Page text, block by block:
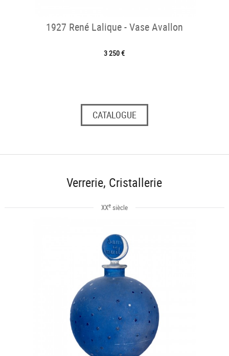
1927 René Lalique - Vase Avallon
3 250 €
CATALOGUE
Verrerie, Cristallerie
XXesiècle